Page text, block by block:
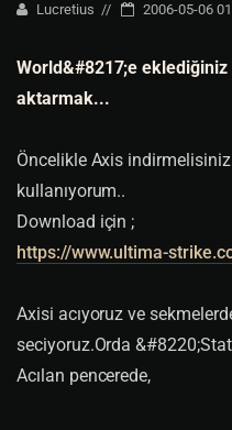
Lucretius 2006-05-06
World&#8217;e
aktarmak...
Öncelikle Axis
kullanıyorum..
Download için ;
https://www.ultima-
Axisi acıyoruz ve
seciyoruz.Orda
Acılan pencerede,